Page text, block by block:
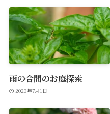
雨の合間のお庭探索
2023年7月1日